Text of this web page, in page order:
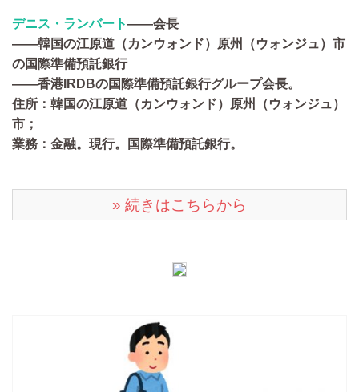
デニス・ランバート――会長
――韓国の江原道（カンウォンド）原州（ウォンジュ）市
の国際準備預託銀行
――香港IRDBの国際準備預託銀行グループ会長。
住所：韓国の江原道（カンウォンド）原州（ウォンジュ）
市；
業務：金融。現行。国際準備預託銀行。
» 続きはこちらから